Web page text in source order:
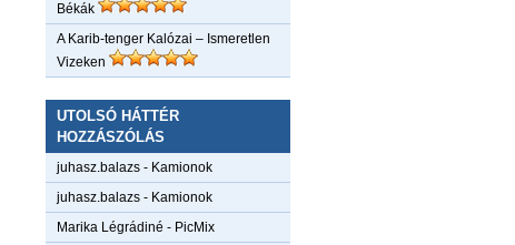
Békák
A Karib-tenger Kalózai – Ismeretlen
Vizeken
UTOLSÓ HÁTTÉR
HOZZÁSZÓLÁS
juhasz.balazs - Kamionok
juhasz.balazs - Kamionok
Marika Légrádiné - PicMix